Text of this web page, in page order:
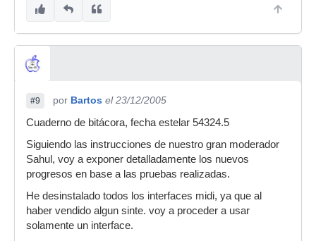
es operativo desde la venta de la interfaz del
#9 por Bartos el 23/12/2005
Cuaderno de bitácora, fecha estelar 54324.5
Siguiendo las instrucciones de nuestro gran moderador
Sahul, voy a exponer detalladamente los nuevos
progresos en base a las pruebas realizadas.
He desinstalado todos los interfaces midi, ya que al
haber vendido algun sinte. voy a proceder a usar
solamente un interface.